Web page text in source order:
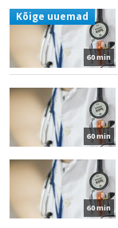
60 min
Kõige uuemad
60 min
60 min